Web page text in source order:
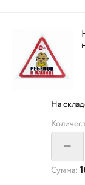
На
–
Сумма: